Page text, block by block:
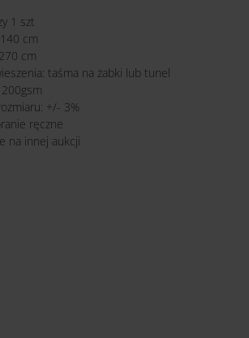
1 szt
cm
cm
taśma na żabki lub tunel
+/- 3%
ręczne
na innej aukcji